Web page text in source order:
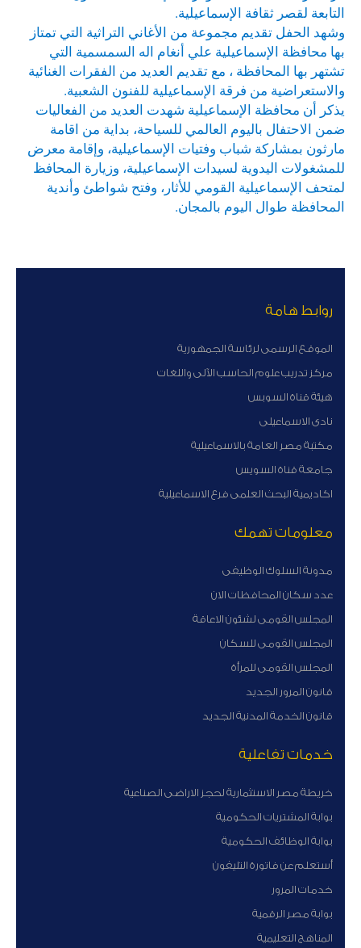
التابعة لقصر ثقافة الإسماعيلية.
وشهد الحفل تقديم مجموعة من الأغاني التراثية التي تمتاز
بها محافظة الإسماعيلية علي أنغام اله السمسمية التي
تشتهر بها المحافظة ، مع تقديم العديد من الفقرات الغنائية
والاستعراضية من فرقة الإسماعيلية للفنون الشعبية.
يذكر أن محافظة الإسماعيلية شهدت العديد من الفعاليات
ضمن الاحتفال باليوم العالمي للسياحة، بداية من اقامة
مارثون بمشاركة شباب وفتيات الإسماعيلية، وإقامة معرض
للمشغولات اليدوية لسيدات الإسماعيلية، وزيارة المحافظ
لمتحف الإسماعيلية القومي للأثار، وفتح شواطئ وأندية
المحافظة طوال اليوم بالمجان.
روابط هامة
الموقع الرسمى لرئاسة الجمهورية
مركز تدريب علوم الحاسب الآلى واللغات
هيئة قناة السوبس
نادى الاسماعيلى
مكتبة مصر العامة بالاسماعيلية
جامعة قناة السويس
اكاديمية البحث العلمى فرع الاسماعيلية
معلومات تهمك
مدونة السلوك الوظيفى
عدد سكان المحافظات الان
المجلس القومى لشئون الاعاقة
المجلس القومى للسكان
المجلس القومى للمرأة
قانون المرور الجديد
قانون الخدمة المدنية الجديد
خدمات تفاعلية
خريطة مصر الاستثمارية لحجز الاراضى الصناعية
بوابة المشتريات الحكومية
بوابة الوظائف الحكومية
أستعلم عن فاتورة التليفون
خدمات المرور
بوابة مصر الرقمية
المناهج التعليمية